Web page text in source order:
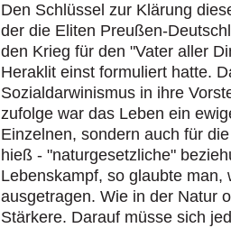
Den Schlüssel zur Klärung
der die Eliten Preußen-
den Krieg für den "Vater aller
Heraklit einst formuliert hatte.
Sozialdarwinismus in ihre
zufolge war das Leben ein
Einzelnen, sondern auch für
hieß - "naturgesetzliche"
Lebenskampf, so glaubte
ausgetragen. Wie in der Natur
Stärkere. Darauf müsse sich